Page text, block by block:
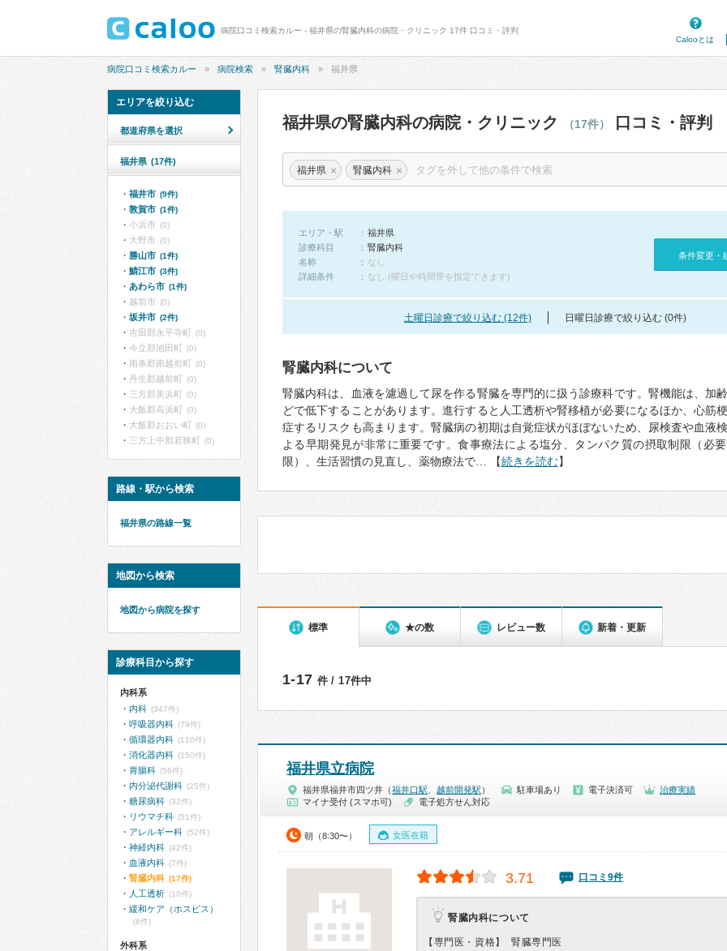
病院口コミ検索カルー - 福井県の腎臓内科の病院・クリニック 17件 口コミ・評判
Calooとは
病院口コミ検索カルー 病院検索 腎臓内科 福井県
福井県の腎臓内科の病院・クリニック （17件） 口コミ・評判
福井県 × 腎臓内科 ×
エリア・駅
福井県
診療科目
腎臓内科
名称
なし
詳細条件
なし (曜日や時間帯を指定できます)
条件変更・
土曜日診療で絞り込む (12件) 日曜日診療で絞り込む (0件)
腎臓内科について
腎臓内科は、血液を濾過して尿を作る腎臓を専門的に扱う診療科です。腎機能は、加
どで低下することがあります。進行すると人工透析や腎移植が必要になるほか、心筋
症するリスクも高まります。腎臓病の初期は自覚症状がほぼないため、尿検査や血液
よる早期発見が非常に重要です。食事療法による塩分、タンパク質の摂取制限（必
限）、生活習慣の見直し、薬物療法で… 【続きを読む】
標準 ★の数 レビュー数 新着・更新
1-17 件 / 17件中
福井県立病院
福井県福井市四ツ井（福井口駅 越前開発駅 ） 駐車場あり 電子決済可
治療実績
マイナ受付 (スマホ可)
電子処方せん対応
朝（8:30〜） 女医在籍
3.71 口コミ9件
腎臓内科について
【専門医・資格】
腎臓専門医
エリアを絞り込む
都道府県を選択
福井県 (17件)
福井市 (9件)
敦賀市 (1件)
小浜市 (0)
大野市 (0)
勝山市 (1件)
鯖江市 (3件)
あわら市 (1件)
越前市 (0)
坂井市 (2件)
吉田郡永平寺町 (0)
今立郡池田町 (0)
南条郡南越前町 (0)
丹生郡越前町 (0)
三方郡美浜町 (0)
大飯郡高浜町 (0)
大飯郡おおい町 (0)
三方上中郡若狭町 (0)
路線・駅から検索
福井県の路線一覧
地図から検索
地図から病院を探す
診療科目から探す
内科系
内科 (347件)
呼吸器内科 (79件)
循環器内科 (110件)
消化器内科 (150件)
胃腸科 (56件)
内分泌代謝科 (25件)
糖尿病科 (32件)
リウマチ科 (51件)
アレルギー科 (52件)
神経内科 (42件)
血液内科 (7件)
腎臓内科 (17件)
人工透析 (10件)
緩和ケア（ホスピス）
(6件)
外科系